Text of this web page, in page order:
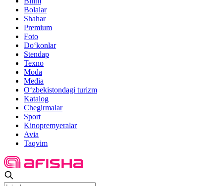
Bolalar
Shahar
Premium
Foto
Do‘konlar
Stendap
Texno
Moda
Media
O‘zbekistondagi turizm
Katalog
Chegirmalar
Sport
Kinopremyeralar
Avia
Taqvim